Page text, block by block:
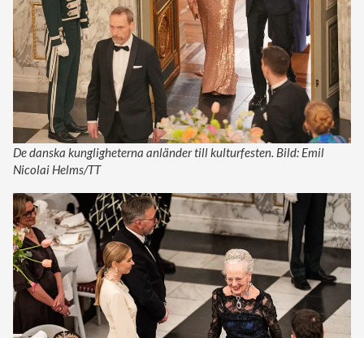
De danska kungligheterna anländer till kulturfesten. Bild: Emil
Nicolai Helms/TT